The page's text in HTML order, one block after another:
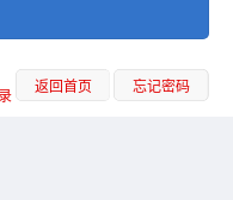
返回首页 忘记密码